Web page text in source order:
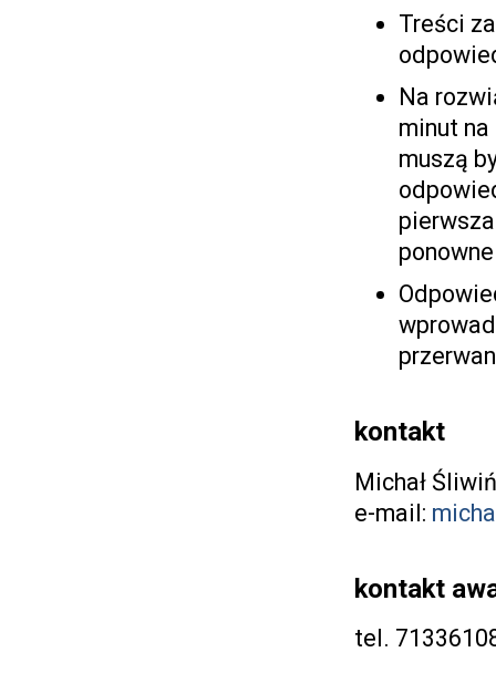
Treści
Na
minut
muszą
kontakt
Michał
e-mail:
kontakt
tel.